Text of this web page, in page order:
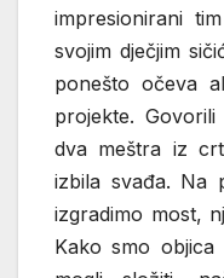
impresionirani
svojim dječjim
ponešto očeva
projekte.
dva meštra iz
izbila svađa. Na
izgradimo most,
Kako smo